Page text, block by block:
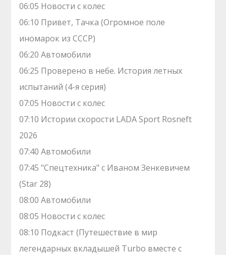
06:05 Новости с колес
06:10 Привет, Тачка (Огромное поле
иномарок из СССР)
06:20 Автомобили
06:25 Проверено в небе. История летных
испытаний (4-я серия)
07:05 Новости с колес
07:10 Истории скорости LADA Sport Rosneft
2026
07:40 Автомобили
07:45 "Спецтехника" с Иваном Зенкевичем
(Star 28)
08:00 Автомобили
08:05 Новости с колес
08:10 Подкаст (Путешествие в мир
легендарных вкладышей Turbo вместе с